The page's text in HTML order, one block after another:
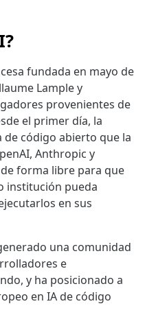
fundada en mayo de
Lample y
provenientes de
el primer día, la
código abierto que la
Anthropic y
forma libre para que
institución pueda
en sus
una comunidad
e
y ha posicionado a
en IA de código